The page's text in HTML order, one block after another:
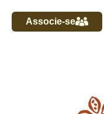
Associe-se